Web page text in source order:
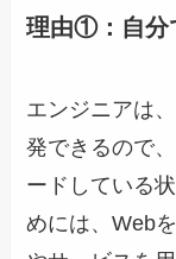
理由①：自分
エンジニアは
発できるので
ードしている
めには、Web